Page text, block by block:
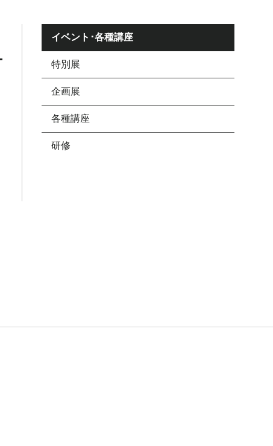
イベント･各種講座
特別展
企画展
各種講座
研修